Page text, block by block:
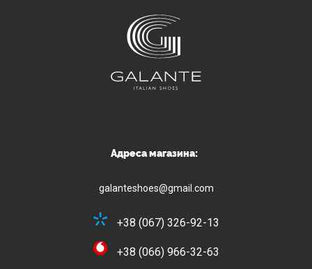
Адреса магазина:
galanteshoes@gmail.com
+38 (067) 326-92-13
+38 (066) 966-32-63